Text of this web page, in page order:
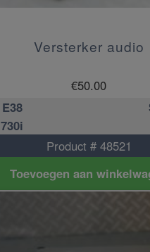
Versterker audio
€50.00
E38
730i
Product # 48521
Toevoegen aan